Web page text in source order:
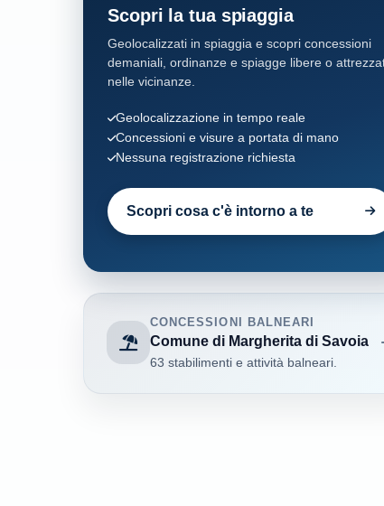
Scopri la tua spiaggia
Geolocalizzati in spiaggia e scopri concessioni
demaniali, ordinanze e spiagge libere o
nelle vicinanze.
Geolocalizzazione in tempo reale
Concessioni e visure a portata di mano
Nessuna registrazione richiesta
Scopri cosa c'è intorno a te
CONCESSIONI BALNEARI
Comune di Margherita di Savoia
63 stabilimenti e attività balneari.